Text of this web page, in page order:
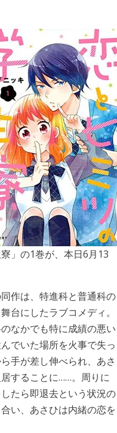
」の1巻が、本日6月13
作は、特進科と普通科の
台にしたラブコメディ。
なかでも特に成績の悪い
でいた場所を火事で失っ
手が差し伸べられ、あさ
することに……。周りに
たら即退去という状況の
い、あさひは内緒の恋を